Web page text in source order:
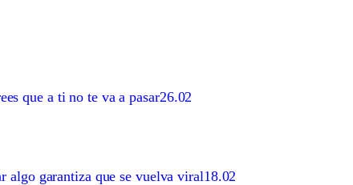
que a ti no te va a pasar26.02
algo garantiza que se vuelva viral18.02